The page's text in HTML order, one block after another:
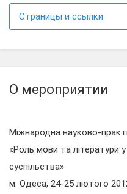
Страницы и ссылки
О мероприятии
Міжнародна науково-
«Роль мови та літератури
суспільства»
м. Одеса, 24-25 лютого